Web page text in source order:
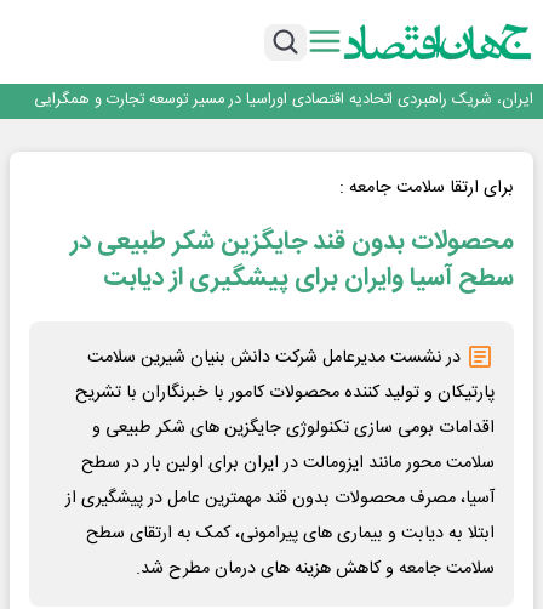
برنده این رقابت داستان‌نویسی، انسان نبود!
ایران، شریک راهبردی اتحادیه اقتصادی اوراسیا در مسیر توسعه تجارت و همگرایی
منطقه‌ای
جمنای دستیار اصلی گوشی‌های اندرویدی می‌شود
برنده این رقابت داستان‌نویسی، انسان نبود!
ایران، شریک راهبردی اتحادیه اقتصادی اوراسیا در مسیر توسعه تجارت و همگرایی
منطقه‌ای
برای ارتقا سلامت جامعه :
محصولات بدون قند جایگزین شکر طبیعی در
سطح آسیا وایران برای پیشگیری از دیابت
در نشست مدیرعامل شرکت دانش بنیان شیرین سلامت
پارتیکان و تولید کننده محصولات کامور با خبرنگاران با تشریح
اقدامات بومی سازی تکنولوژی جایگزین های شکر طبیعی و
سلامت محور مانند ایزومالت در ایران برای اولین بار در سطح
آسیا، مصرف محصولات بدون قند مهمترین عامل در پیشگیری از
ابتلا به دیابت و بیماری های پیرامونی، کمک به ارتقای سطح
سلامت جامعه و کاهش هزینه های درمان مطرح شد.